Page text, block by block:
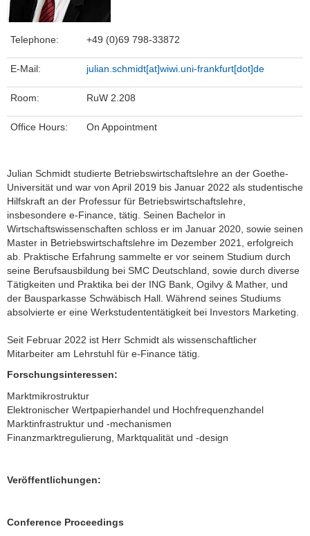
Telephone: +49 (0)69 798-33872
E-Mail: julian.schmidt[at]wiwi.uni-frankfurt[dot]de
Room: RuW 2.208
Office Hours: On Appointment
Julian Schmidt studierte Betriebswirtschaftslehre an der Goethe-
Universität und war von April 2019 bis Januar 2022 als studentische
Hilfskraft an der Professur für Betriebswirtschaftslehre,
insbesondere e-Finance, tätig. Seinen Bachelor in
Wirtschaftswissenschaften schloss er im Januar 2020, sowie seinen
Master in Betriebswirtschaftslehre im Dezember 2021, erfolgreich
ab. Praktische Erfahrung sammelte er vor seinem Studium durch
seine Berufsausbildung bei SMC Deutschland, sowie durch diverse
Tätigkeiten und Praktika bei der ING Bank, Ogilvy & Mather, und
der Bausparkasse Schwäbisch Hall. Während seines Studiums
absolvierte er eine Werkstudententätigkeit bei Investors Marketing.
Seit Februar 2022 ist Herr Schmidt als wissenschaftlicher
Mitarbeiter am Lehrstuhl für e-Finance tätig.
Forschungsinteressen:
Marktmikrostruktur
Elektronischer Wertpapierhandel und Hochfrequenzhandel
Marktinfrastruktur und -mechanismen
Finanzmarktregulierung, Marktqualität und -design
Veröffentlichungen:
Conference Proceedings